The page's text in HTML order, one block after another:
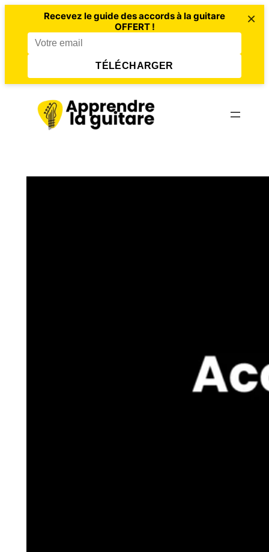
Recevez le guide des accords à la guitare
OFFERT !
TÉLÉCHARGER
×
contenu